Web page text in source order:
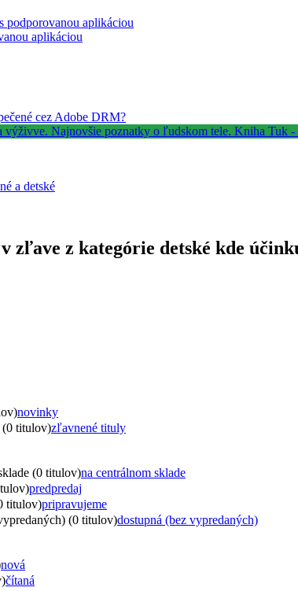
s podporovanou aplikáciou
aplikáciou
cez Adobe DRM?
a detské
zľave z kategórie detské kde
novinky
titulov)zľavnené tituly
(0 titulov)na centrálnom sklade
predpredaj
titulov)pripravujeme
(0 titulov)dostupná (bez vypredaných)
nová
čítaná